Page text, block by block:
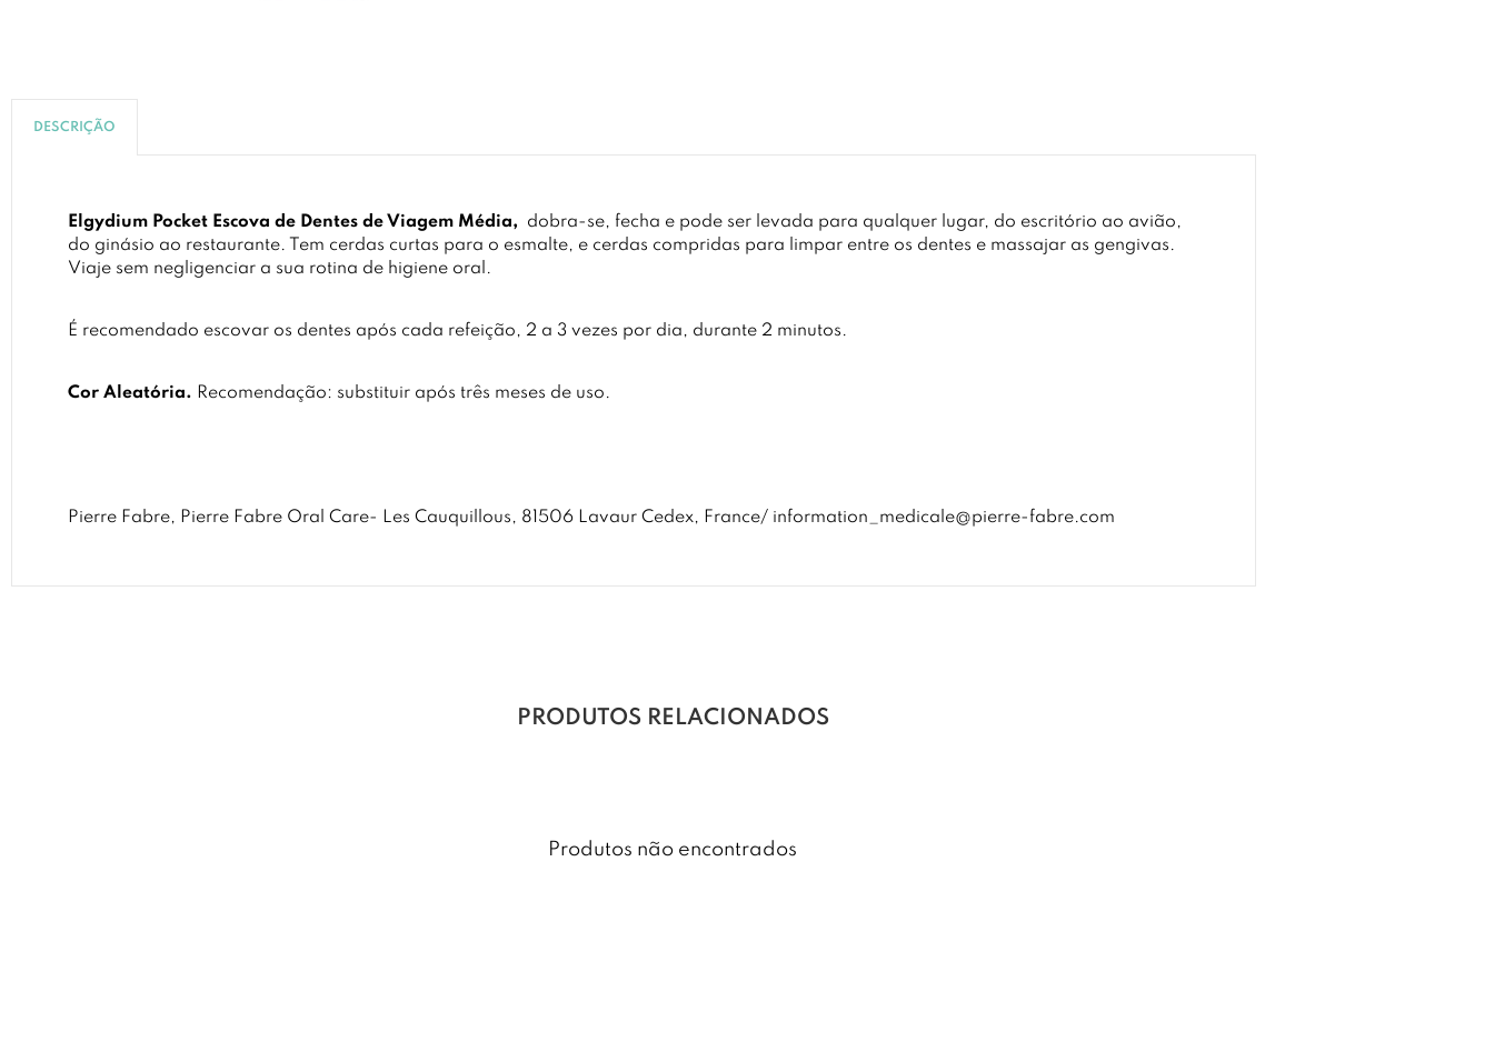
DESCRIÇÃO
Elgydium Pocket Escova de Dentes de Viagem Média,
dobra-se, fecha e pode ser levada para qualquer lugar, do escritório ao avião,
do ginásio ao restaurante. Tem cerdas curtas para o esmalte, e cerdas compridas para limpar entre os dentes e massajar as gengivas.
Viaje sem negligenciar a sua rotina de higiene oral.
É recomendado escovar os dentes após cada refeição, 2 a 3 vezes por dia, durante 2 minutos.
Cor Aleatória. Recomendação: substituir após três meses de uso.
Pierre Fabre, Pierre Fabre Oral Care- Les Cauquillous, 81506 Lavaur Cedex, France/ information_medicale@pierre-fabre.com
PRODUTOS RELACIONADOS
Produtos não encontrados